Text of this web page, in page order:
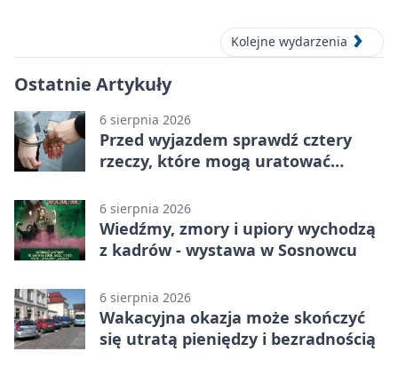
Kolejne wydarzenia
Ostatnie Artykuły
6 sierpnia 2026
Przed wyjazdem sprawdź cztery
rzeczy, które mogą uratować
6 sierpnia 2026
Wiedźmy, zmory i upiory wychodzą
z kadrów - wystawa w Sosnowcu
6 sierpnia 2026
Wakacyjna okazja może skończyć
się utratą pieniędzy i bezradnością